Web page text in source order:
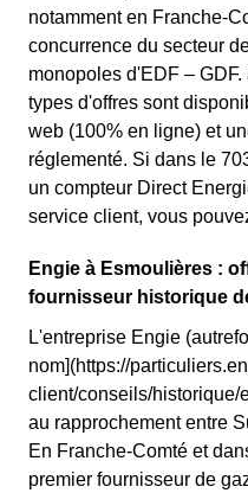
notamment en Franche-
concurrence du secteur
monopoles d'EDF –
types d'offres sont
web (100% en ligne) et
réglementé. Si dans le
un compteur Direct
service client, vous
Engie à Esmoulières :
fournisseur historique
L'entreprise Engie
nom](https://
client/conseils/historique/
au rapprochement entre
En Franche-Comté et
premier fournisseur de